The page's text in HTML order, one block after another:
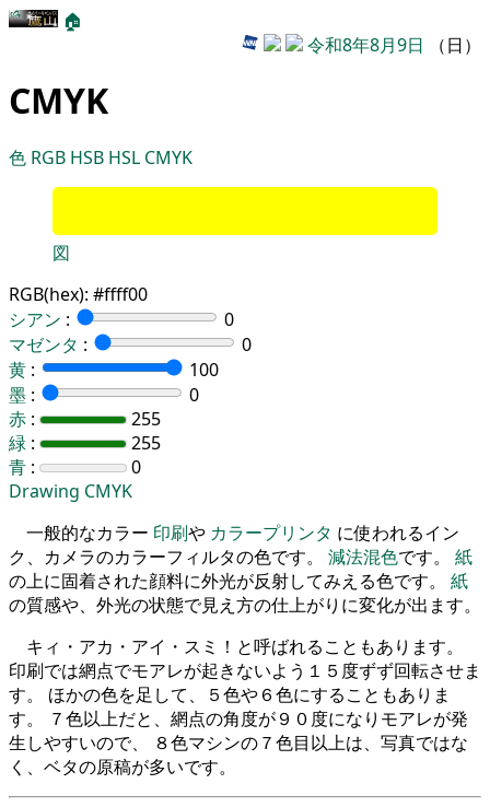
🏠
令和8年8月9日 （日）
CMYK
色 RGB HSB HSL CMYK
図
RGB(hex): #ffff00
シアン :
0
マゼンタ :
0
黄 :
100
墨 :
0
赤 :
255
緑 :
255
青 :
0
Drawing CMYK
一般的なカラー 印刷や カラープリンタ に使われるイン
ク、カメラのカラーフィルタの色です。 減法混色です。 紙
の上に固着された顔料に外光が反射してみえる色です。 紙
の質感や、外光の状態で見え方の仕上がりに変化が出ます。
キィ・アカ・アイ・スミ！と呼ばれることもあります。
印刷では網点でモアレが起きないよう１５度ずず回転させま
す。 ほかの色を足して、５色や６色にすることもありま
す。 ７色以上だと、網点の角度が９０度になりモアレが発
生しやすいので、 ８色マシンの７色目以上は、写真ではな
く、ベタの原稿が多いです。